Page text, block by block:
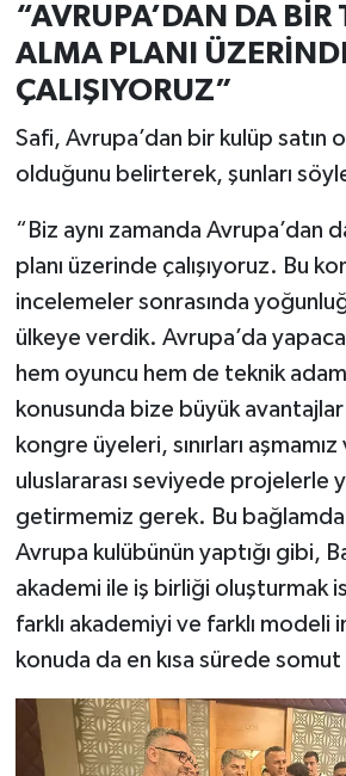
“AVRUPA’DAN DA BİR
ALMA PLANI
ÇALIŞIYORUZ”
Safi, Avrupa’dan bir kulüp satın
olduğunu belirterek, şunları
“Biz aynı zamanda Avrupa’dan
planı üzerinde çalışıyoruz. Bu
incelemeler sonrasında
ülkeye verdik. Avrupa’da
hem oyuncu hem de teknik
konusunda bize büyük
kongre üyeleri, sınırları
uluslararası seviyede projelerle
getirmemiz gerek. Bu
Avrupa kulübünün yaptığı gibi,
akademi ile iş birliği oluşturmak
farklı akademiyi ve farklı modeli
konuda da en kısa sürede somut